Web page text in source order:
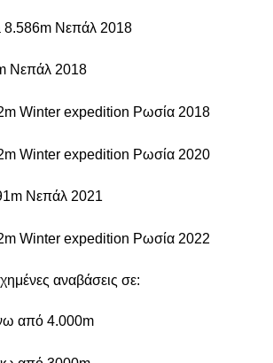
Νεπάλ 2018
Νεπάλ 2018
Winter expedition Ρωσία 2018
Winter expedition Ρωσία 2020
Νεπάλ 2021
Winter expedition Ρωσία 2022
αναβάσεις σε:
από 4.000m